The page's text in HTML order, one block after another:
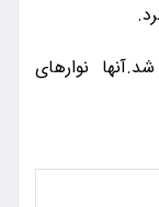
نوارهای